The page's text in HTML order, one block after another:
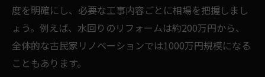
度を明確にし、必要な工事内容ごとに相場を把握しまし
ょう。例えば、水回りのリフォームは約200万円から、
全体的な古民家リノベーションでは1000万円規模になる
こともあります。